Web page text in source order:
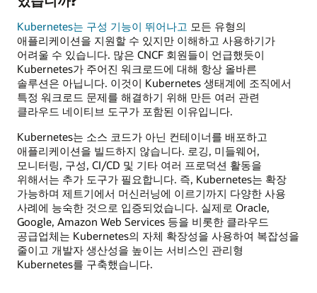
Kubernetes는 구성 기능이 뛰어나고 모든 유형의
애플리케이션을 지원할 수 있지만 이해하고 사용하기가
어려울 수 있습니다. 많은 CNCF 회원들이 언급했듯이
Kubernetes가 주어진 워크로드에 대해 항상 올바른
솔루션은 아닙니다. 이것이 Kubernetes 생태계에 조직에서
특정 워크로드 문제를 해결하기 위해 만든 여러 관련
클라우드 네이티브 도구가 포함된 이유입니다.
Kubernetes는 소스 코드가 아닌 컨테이너를 배포하고
애플리케이션을 빌드하지 않습니다. 로깅, 미들웨어,
모니터링, 구성, CI/CD 및 기타 여러 프로덕션 활동을
위해서는 추가 도구가 필요합니다. 즉, Kubernetes는 확장
가능하며 제트기에서 머신러닝에 이르기까지 다양한 사용
사례에 능숙한 것으로 입증되었습니다. 실제로 Oracle,
Google, Amazon Web Services 등을 비롯한 클라우드
공급업체는 Kubernetes의 자체 확장성을 사용하여 복잡성을
줄이고 개발자 생산성을 높이는 서비스인 관리형
Kubernetes를 구축했습니다.